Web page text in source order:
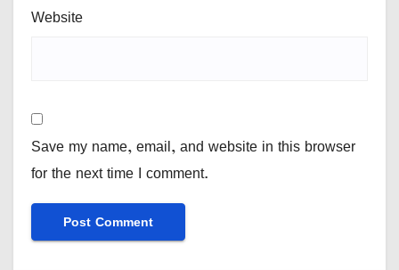
Website
Save my name, email, and website in this browser
for the next time I comment.